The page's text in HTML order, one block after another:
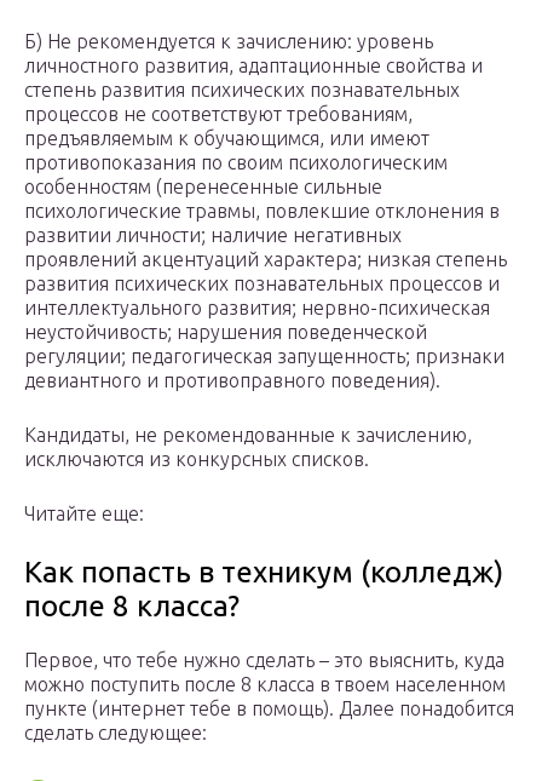
Б) Не рекомендуется к зачислению: уровень
личностного развития, адаптационные свойства и
степень развития психических познавательных
процессов не соответствуют требованиям,
предъявляемым к обучающимся, или имеют
противопоказания по своим психологическим
особенностям (перенесенные сильные
психологические травмы, повлекшие отклонения в
развитии личности; наличие негативных
проявлений акцентуаций характера; низкая степень
развития психических познавательных процессов и
интеллектуального развития; нервно-психическая
неустойчивость; нарушения поведенческой
регуляции; педагогическая запущенность; признаки
девиантного и противоправного поведения).
Кандидаты, не рекомендованные к зачислению,
исключаются из конкурсных списков.
Читайте еще:
Как попасть в техникум (колледж)
после 8 класса?
Первое, что тебе нужно сделать – это выяснить, куда
можно поступить после 8 класса в твоем населенном
пункте (интернет тебе в помощь). Далее понадобится
сделать следующее: